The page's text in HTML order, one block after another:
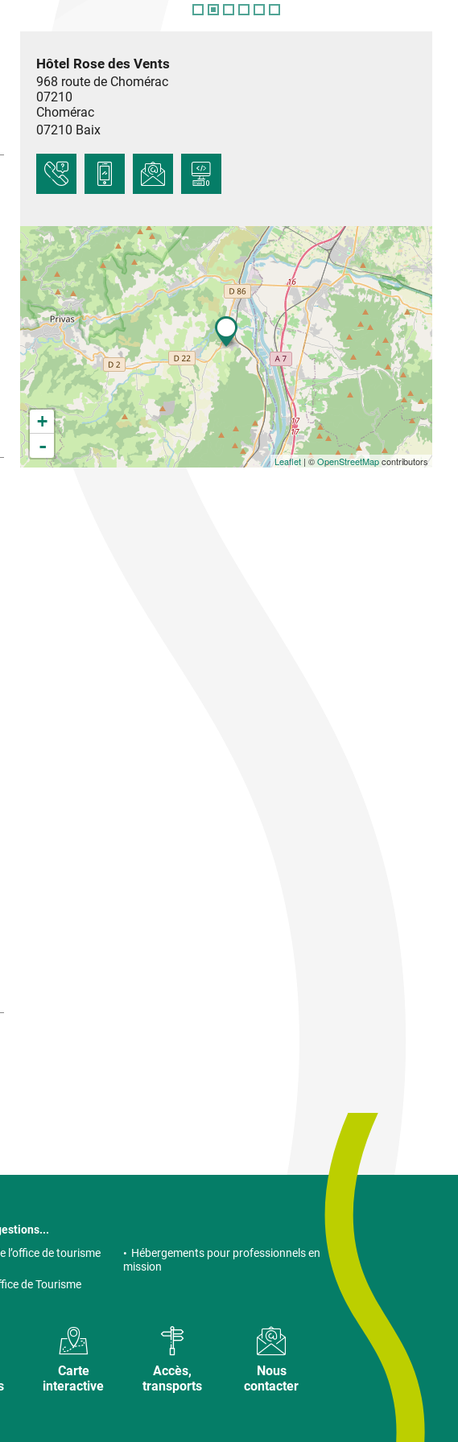
Hôtel Rose des Vents
968 route de Chomérac
07210
Chomérac
07210 Baix
+
-
Leaflet | ©OpenStreetMapcontributors
l’office de tourisme
Hébergements pour professionnels en
mission
de Tourisme
Carte
interactive
Accès,
transports
Nous
contacter